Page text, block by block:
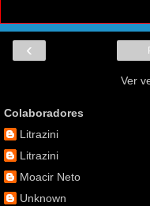
‹
Ver
Colaboradores
Litrazini
Litrazini
Moacir Neto
Unknown